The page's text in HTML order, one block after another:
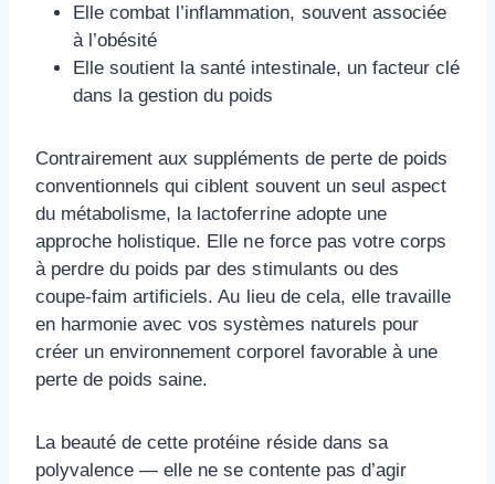
Elle combat l’inflammation, souvent associée
à l’obésité
Elle soutient la santé intestinale, un facteur clé
dans la gestion du poids
Contrairement aux suppléments de perte de poids
conventionnels qui ciblent souvent un seul aspect
du métabolisme, la lactoferrine adopte une
approche holistique. Elle ne force pas votre corps
à perdre du poids par des stimulants ou des
coupe-faim artificiels. Au lieu de cela, elle travaille
en harmonie avec vos systèmes naturels pour
créer un environnement corporel favorable à une
perte de poids saine.
La beauté de cette protéine réside dans sa
polyvalence — elle ne se contente pas d’agir